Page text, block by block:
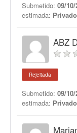
Submetido: 09/
estimada: Privado
ABZ
Rejeitada
Submetido: 09/
estimada: Privado